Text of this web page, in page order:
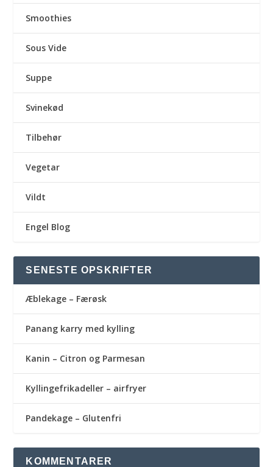
Smoothies
Sous Vide
Suppe
Svinekød
Tilbehør
Vegetar
Vildt
Engel Blog
SENESTE OPSKRIFTER
Æblekage – Færøsk
Panang karry med kylling
Kanin – Citron og Parmesan
Kyllingefrikadeller – airfryer
Pandekage – Glutenfri
KOMMENTARER